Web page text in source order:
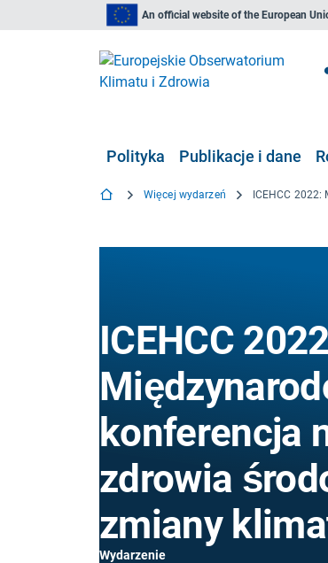
An official website of the European
Polityka Publikacje i dane
Więcej wydarzeń
ICEHCC
konferencja
zdrowia
zmiany
Wydarzenie